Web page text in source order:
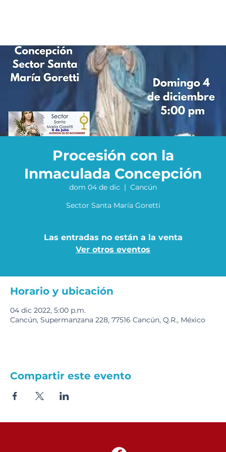
Procesión con la
Inmaculada Concepción
dom 04 de dic
  |
Cancún
Sector Santa María Goretti
Las entradas no están a la venta
Ver otros eventos
Horario y ubicación
04 dic 2022, 5:00 p.m.
Cancún, Supermanzana 228, 77516 Cancún, Q.R., México
Compartir este evento